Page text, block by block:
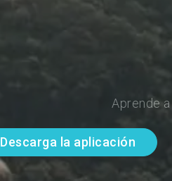
Aprende
Descarga la aplicación